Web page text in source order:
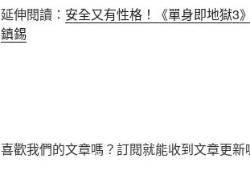
延伸閱讀： 安全又有性格！《單身即地獄3
鎮錫
喜歡我們的文章嗎？訂閱就能收到文章更新